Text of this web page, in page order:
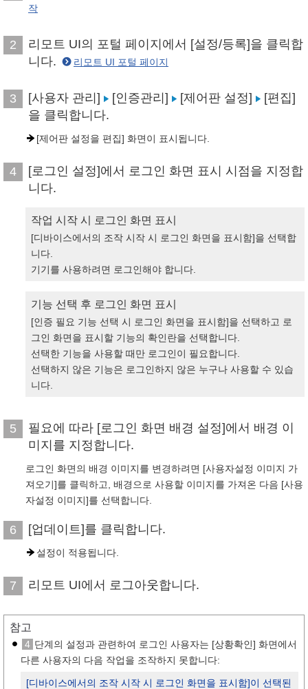
작
2
리모트 UI의 포털 페이지에서 [설정/등록]을 클릭합
니다.
리모트 UI 포털 페이지
3 [사용자 관리] [인증관리] [제어판 설정]
[편집]
을 클릭합니다.
[제어판 설정을 편집] 화면이 표시됩니다.
4
[로그인 설정]에서 로그인 화면 표시 시점을 지정합
니다.
작업 시작 시 로그인 화면 표시
[디바이스에서의 조작 시작 시 로그인 화면을 표시함]을 선택합
니다.
기기를 사용하려면 로그인해야 합니다.
기능 선택 후 로그인 화면 표시
[인증 필요 기능 선택 시 로그인 화면을 표시함]을 선택하고 로
그인 화면을 표시할 기능의 확인란을 선택합니다.
선택한 기능을 사용할 때만 로그인이 필요합니다.
선택하지 않은 기능은 로그인하지 않은 누구나 사용할 수 있습
니다.
5
필요에 따라 [로그인 화면 배경 설정]에서 배경 이
미지를 지정합니다.
로그인 화면의 배경 이미지를 변경하려면 [사용자설정 이미지 가
져오기]를 클릭하고, 배경으로 사용할 이미지를 가져온 다음 [사용
자설정 이미지]를 선택합니다.
6 [업데이트]를 클릭합니다.
설정이 적용됩니다.
7 리모트 UI에서 로그아웃합니다.
참고
4 단계의 설정과 관련하여 로그인 사용자는 [상황확인] 화면에서
다른 사용자의 다음 작업을 조작하지 못합니다:
[디바이스에서의 조작 시작 시 로그인 화면을 표시함]이 선택된